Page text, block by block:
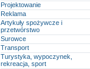
Projektowanie
Reklama
Artykuły spożywcze i
przetwórstwo
Surowce
Transport
Turystyka, wypoczynek,
rekreacja, sport